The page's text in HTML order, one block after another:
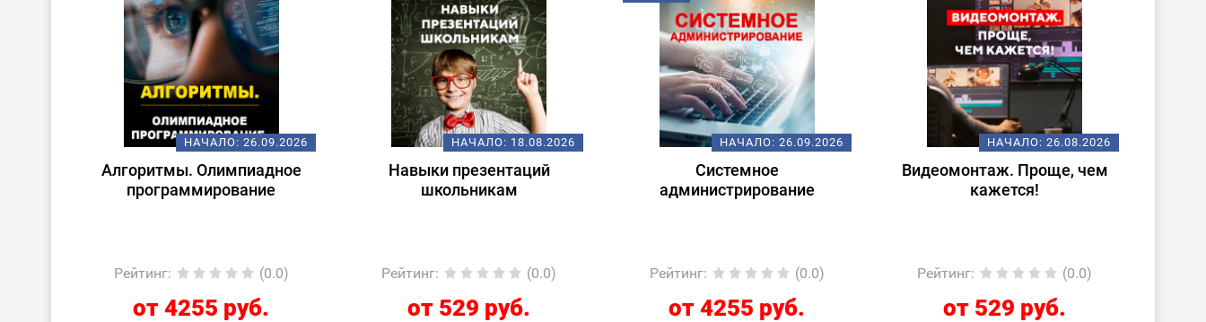
НАЧАЛО: 26.09.2026
Алгоритмы. Олимпиадное
программирование
Рейтинг: (0.0)
от 4255 руб.
НАЧАЛО: 18.08.2026
Навыки презентаций
школьникам
Рейтинг: (0.0)
от 529 руб.
НАЧАЛО: 26.09.2026
Системное
администрирование
Рейтинг: (0.0)
от 4255 руб.
НАЧАЛО: 26.08.2026
Видеомонтаж. Проще, чем
кажется!
Рейтинг: (0.0)
от 529 руб.